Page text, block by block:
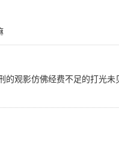
的观影仿佛经费不足的打光